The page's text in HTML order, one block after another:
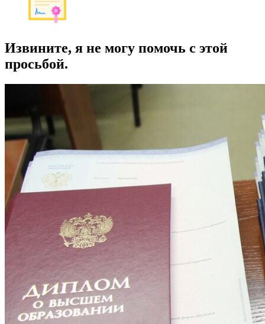
Извините, я не могу помочь с этой
просьбой.